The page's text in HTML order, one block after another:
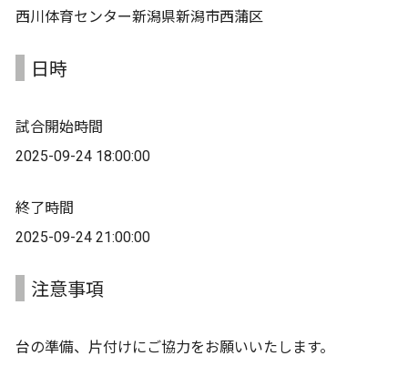
西川体育センター新潟県新潟市西蒲区
日時
試合開始時間
2025-09-24 18:00:00
終了時間
2025-09-24 21:00:00
注意事項
台の準備、片付けにご協力をお願いいたします。